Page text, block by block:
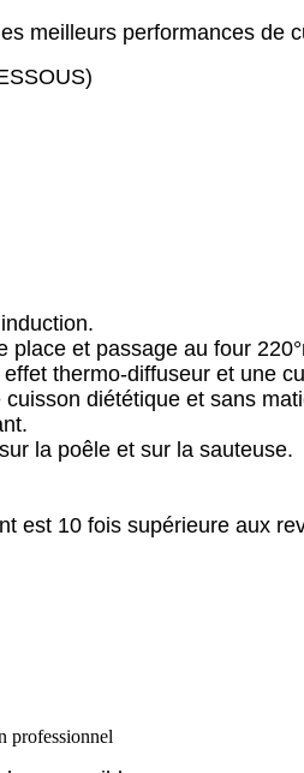
meilleurs performances de
place et passage au four
thermo-diffuseur et une
diététique et sans
la poêle et sur la sauteuse.
est 10 fois supérieure aux